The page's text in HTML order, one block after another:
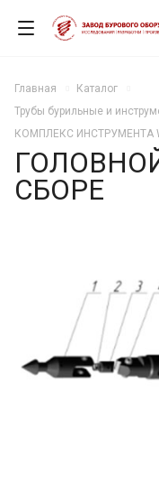
Главная
Каталог
Трубы бурильные и
КОМПЛЕКС ИНСТРУМЕНТА
СБОРЕ